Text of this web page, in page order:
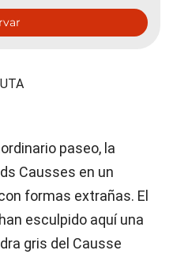
paseo, la
Causses en un
formas extrañas. El
esculpido aquí una
gris del Causse